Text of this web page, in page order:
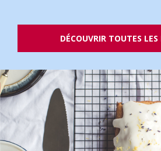
DÉCOUVRIR TOUTES LES